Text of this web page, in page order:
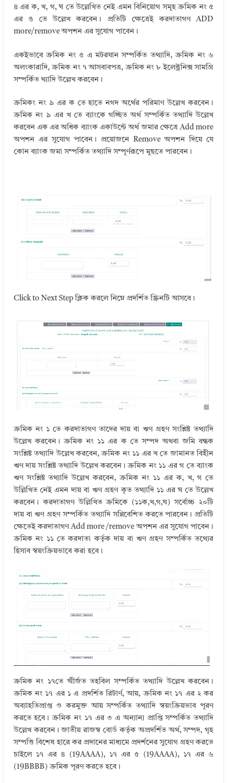
৪ এর ক, খ, গ, ঘ তে উল্লেখিত নেই এমন বিনিয়োগ সমূহ ক্রমিক নং ৫
এর ঙ তে উল্লেখ করবেন। প্রতিটি ক্ষেত্রেই করদাতাগণ ADD
more/remove অপশন এর সুযোগ পাবেন।
একইভাবে ক্রমিক নং ৫ এ মটরযান সম্পর্কিত তথ্যাদি, ক্রমিক নং ৬
অলংকারাদি, ক্রমিক নং ৭ আসবাবপত্র, ক্রমিক নং ৮ ইলেক্ট্রনিক্স সামগ্রি
সম্পর্কিত থ্যাদি উল্লেখ করবেন।
ক্রমিকং নং ৯ এর ক তে হাতে নগদ অর্থের পরিমাণ উল্লেখ করবেন।
ক্রমিক নং ৯ এর খ তে ব্যাংকে গচ্ছিত অর্থ সম্পর্কিত তথ্যাদি উল্লেখ
করবেন এক এর অধিক ব্যাংক একাউন্টে অর্থ জমার ক্ষেত্রে Add more
অপশন এর সুযোগ পাবেন। প্রয়োজনে Remove অপশন দিয়ে যে
কোন ব্যাংক জমা সম্পর্কিত তথ্যাদি সম্পূর্ণরূপে মুছতে পারবেন।
Click to Next Step ক্লিক করলে নিম্নে প্রদর্শিত স্ক্রিনটি আসবে।
ক্রমিক নং ১ তে করদাতাগণ তাদের দায় বা ঋণ গ্রহণ সংশ্লিষ্ট তথ্যাদি
উল্লেখ করবেন। ক্রমিক নং ১১ এর ক তে সম্পদ অথবা জমি বন্ধক
সংশ্লিষ্ট তথ্যাদি উল্লেখ করবেন, ক্রমিক নং ১১ এর খ তে জামানত বিহীন
ঋণ দায় সংশ্লিষ্ট তথ্যাদি উল্লেখ করবেন। ক্রমিক নং ১১ এর গ তে ব্যাংক
ঋণ সংশ্লিষ্ট তথ্যাদি উল্লেখ করবেন, ক্রমিক নং ১১ এর ক, খ, গ তে
উল্লিখিত নেই এমন দায় বা ঋণ গ্রহণ কৃত তথ্যাদি ১১ এর ঘ তে উল্লেখ
করবেন। করদাতাগণ উল্লিখিত ক্রমিকে (১১ক,খ,গ,ঘ) সর্বোচ্চ ২০টি
দায় বা ঋণ গ্রহণ সম্পর্কিত তথ্যাদি সন্নিবেশিত করতে পারবেন। প্রতিটি
ক্ষেতেই করদাতাগণ Add more /remove অপশন এর সুযোগ পাবেন।
ক্রমিক নং ১১ তে করদাতা কর্তৃক দায় বা ঋণ গ্রহণ সম্পর্কিত তথ্যের
হিসাব স্বয়ংক্রিয়ভাবে করা হবে।
ক্রমিক নং ১৭তে অীর্জত তহবিল সম্পর্কিত তথ্যাদি উল্লেখ করবেন।
ক্রমিক নং ১৭ এর ১ এ প্রদর্শিত রিটার্ণ, আয়, ক্রমিক নং ১৭ এর ২ কর
অব্যাহতিপ্রাপ্ত ও করমুক্ত আয় সম্পর্কিত তথ্যাদি স্বয়ংক্রিয়ভাব পূরণ
করতে হবে। ক্রমিক নং ১৭ এর ৩ এ অন্যান্য প্রাপ্তি সম্পর্কিত তথ্যাদি
উল্লেখ করবেন। জাতীয় রাজস্ব বোর্ড কর্তৃক অপ্রদর্শিত অর্থ, সম্পদ, গৃহ
সম্পত্তি বিশেষ হারে কর প্রদানের মাধ্যমে প্রদর্শনের সুযোগ গ্রহণ করতে
চাইলে ১৭ এর ৪ (19AAAA), ১৭ এর ৫ (19AAAA), ১৭ এর ৬
(19BBBB) ক্রমিক পূরণ করতে হবে।